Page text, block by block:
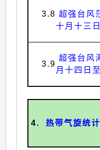
3.8 超强台风
十月十三
3.9
超强台风
月十四日
4. 热带气旋统